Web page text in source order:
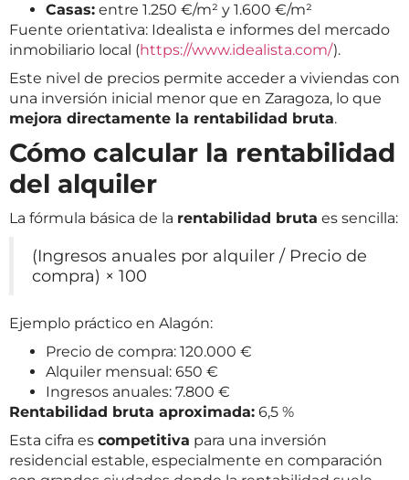
Casas: entre 1.250 €/m² y 1.600 €/m²
Fuente orientativa: Idealista e informes del mercado
inmobiliario local (https://www.idealista.com/).
Este nivel de precios permite acceder a viviendas con
una inversión inicial menor que en Zaragoza, lo que
mejora directamente la rentabilidad bruta.
Cómo calcular la rentabilidad
del alquiler
La fórmula básica de la rentabilidad bruta es sencilla:
(Ingresos anuales por alquiler / Precio de
compra) × 100
Ejemplo práctico en Alagón:
Precio de compra: 120.000 €
Alquiler mensual: 650 €
Ingresos anuales: 7.800 €
Rentabilidad bruta aproximada: 6,5 %
Esta cifra es competitiva para una inversión
residencial estable, especialmente en comparación